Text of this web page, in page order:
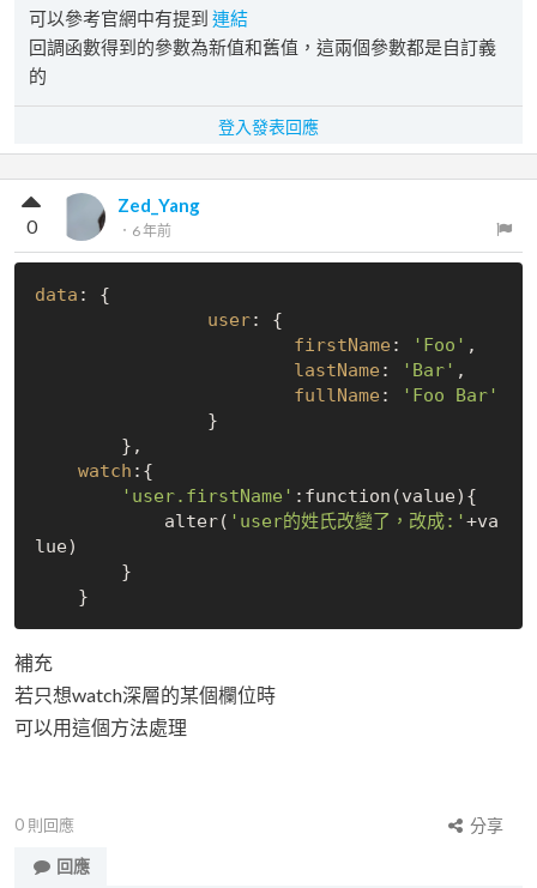
可以參考官網中有提到 連結
回調函數得到的參數為新值和舊值，這兩個參數都是自訂義
的
登入發表回應
Zed_Yang
． 6 年前
0
data : {
user: {
firstName : 'Foo' ,
lastName : 'Bar' ,
fullName :
'Foo Bar'
watch :{
'user.firstName' :function(value){
            alter(
'user的姓氏改變了，改成:' +va
lue)
補充
若只想watch深層的某個欄位時
可以用這個方法處理
0 則回應
分享
回應